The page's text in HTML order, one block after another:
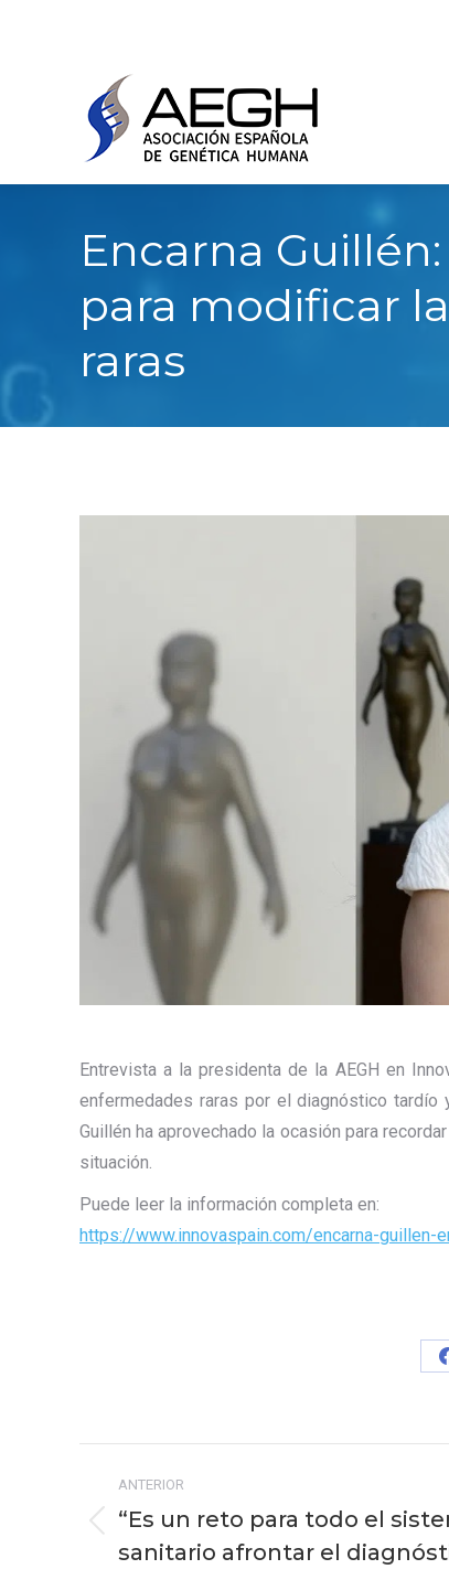
Encarna
para modificar
raras
Entrevista a la presidenta de la AEGH en
enfermedades raras por el diagnóstico tardío
Guillén ha aprovechado la ocasión para
situación.
Puede leer la información completa en:
https://www.innovaspain.com/encarna-guillen-
entre
publicaciones
ANTERIOR
Publicación
anterior:
“Es un reto para todo el
sanitario afrontar el